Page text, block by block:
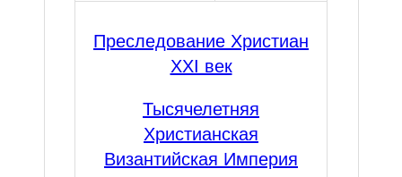
Преследование Христиан
XXI век
Тысячелетняя
Христианская
Византийская Империя